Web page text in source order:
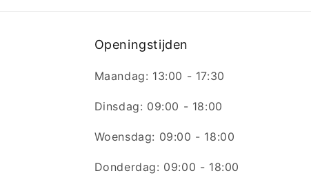
Openingstijden
Maandag: 13:00 - 17:30
Dinsdag: 09:00 - 18:00
Woensdag: 09:00 - 18:00
Donderdag: 09:00 - 18:00